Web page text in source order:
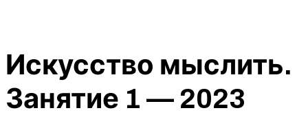
Искусство мыслить.
Занятие 1 — 2023